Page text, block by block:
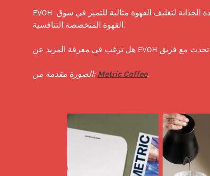
EVOH هو حاجز فريد وغير شائع في سوق القهوة المتخصصة في الولايات المتحدة. هذه المادة الجذابة لتغليف القهوة مثالية للتميز في سوق
القهوة المتخصصة التنافسية.
هل ترغب في معرفة المزيد عن EVOH وما إذا كان مناسبًا لعملك؟ تحدث مع فريق Savor Brands اليوم لمعرفة المزيد!
الصورة مقدمة من: Metric Coffee.